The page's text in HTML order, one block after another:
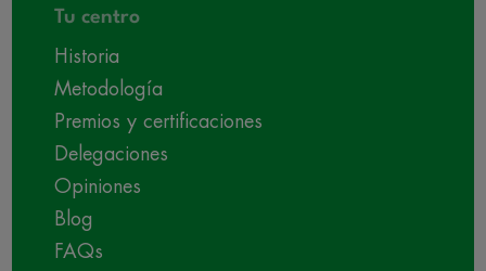
Tu centro
Historia
Metodología
Premios y certificaciones
Delegaciones
Opiniones
Blog
FAQs